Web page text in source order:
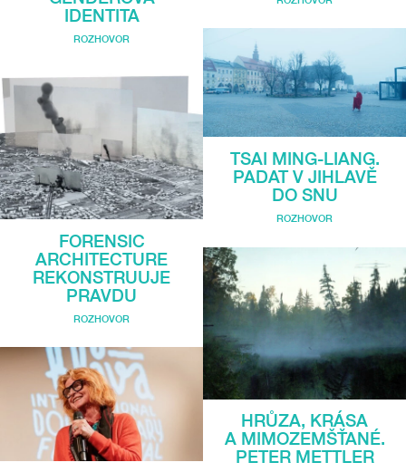
IDENTITA
ROZHOVOR
FORENSIC
ARCHITECTURE
REKONSTRUUJE
PRAVDU
ROZHOVOR
TSAI MING-LIANG.
PADAT V JIHLAVĚ
DO SNU
ROZHOVOR
HRŮZA, KRÁSA
A MIMOZEMŠŤANÉ.
PETER METTLER